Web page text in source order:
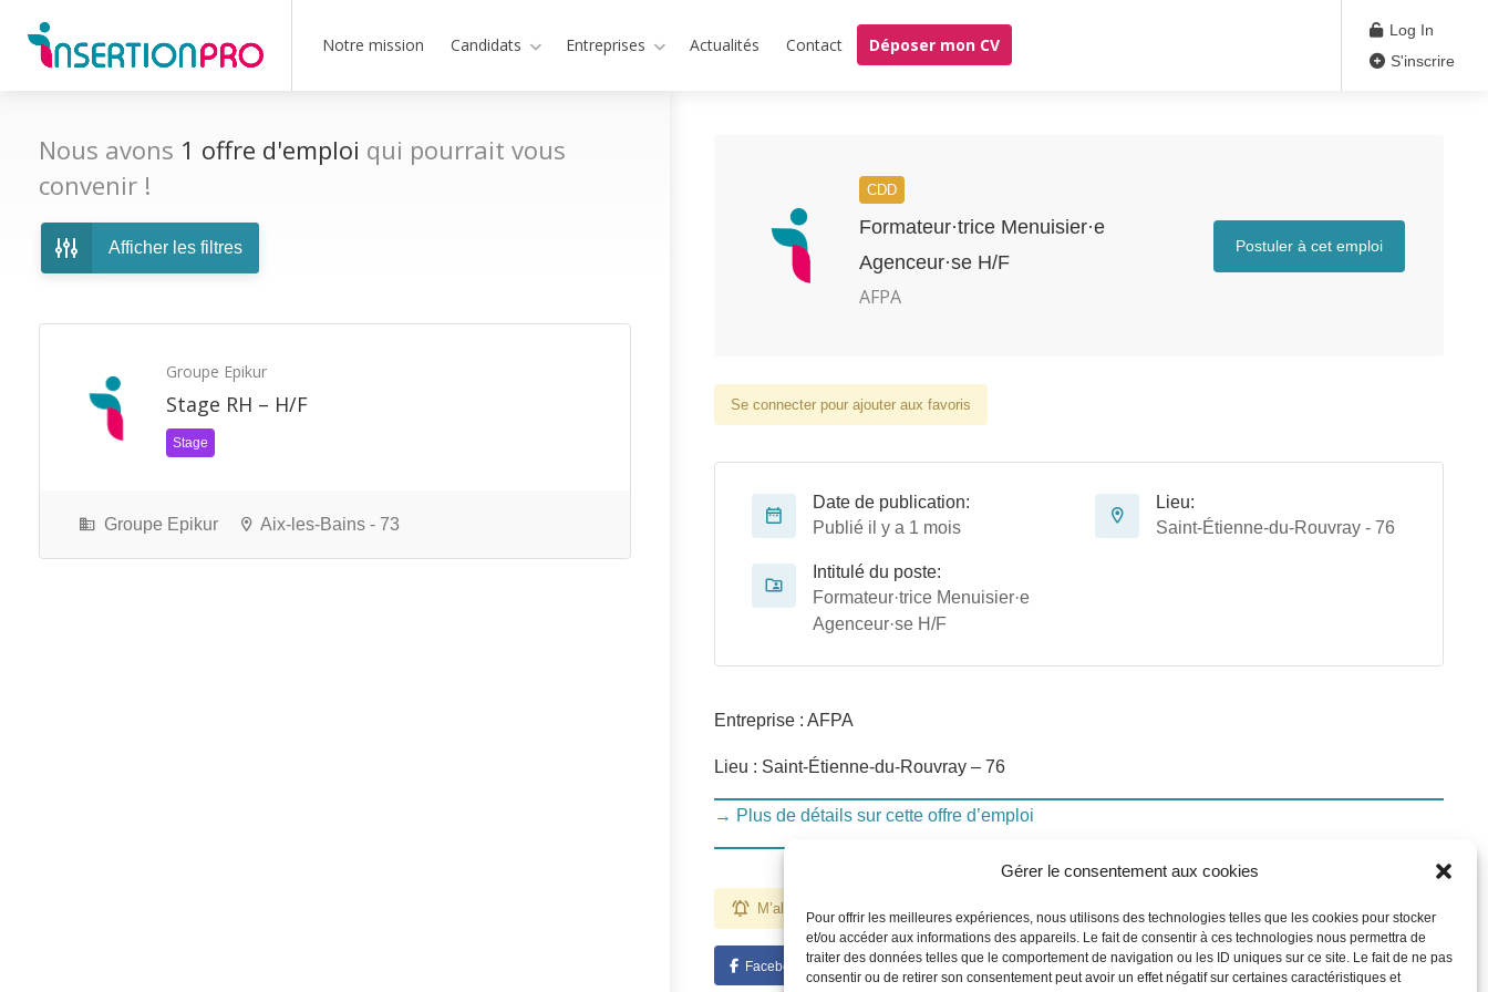
Gérer le consentement aux cookies
Pour offrir les meilleures expériences, nous utilisons des technologies telles que les cookies pour stocker
et/ou accéder aux informations des appareils. Le fait de consentir à ces technologies nous permettra de
traiter des données telles que le comportement de navigation ou les ID uniques sur ce site. Le fait de ne pas
consentir ou de retirer son consentement peut avoir un effet négatif sur certaines caractéristiques et
Notre mission Candidats Entreprises Actualités Contact Déposer mon CV
Log In
S'inscrire
Nous avons 1 offre d'emploi qui pourrait vous
convenir !
Afficher les filtres
Groupe Epikur
Stage RH – H/F
Stage
Groupe Epikur Aix-les-Bains - 73
CDD
Formateur·trice Menuisier·e
Agenceur·se H/F
AFPA
Postuler à cet emploi
Se connecter pour ajouter aux favoris
Date de publication:
Publié il y a 1 mois
Lieu:
Saint-Étienne-du-Rouvray - 76
Intitulé du poste:
Formateur·trice Menuisier·e
Agenceur·se H/F
Entreprise : AFPA
Lieu : Saint-Étienne-du-Rouvray – 76
→ Plus de détails sur cette offre d’emploi
M’alerter pour des emplois comme celui-ci
Facebook Twitter LinkedIn